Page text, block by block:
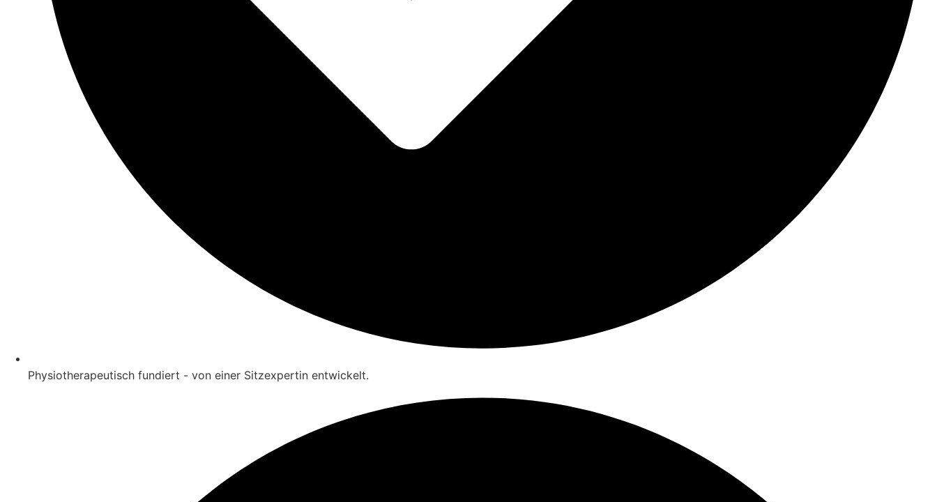
Physiotherapeutisch fundiert - von einer Sitzexpertin entwickelt.